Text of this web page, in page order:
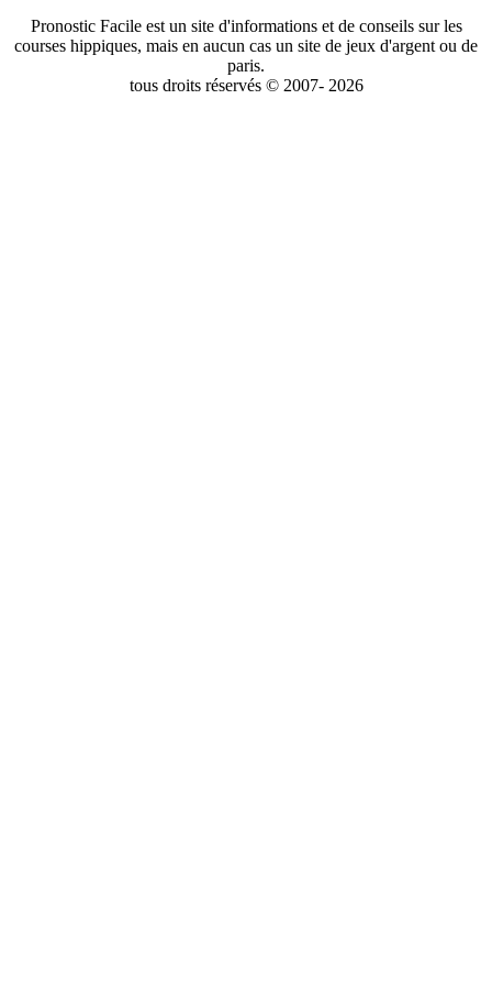
Pronostic Facile est un site d'informations et de conseils sur les
courses hippiques, mais en aucun cas un site de jeux d'argent ou de
paris.
tous droits réservés © 2007- 2026